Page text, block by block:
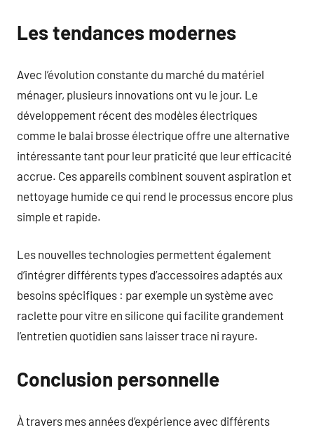
Les tendances modernes
Avec l’évolution constante du marché du matériel
ménager, plusieurs innovations ont vu le jour. Le
développement récent des modèles électriques
comme le balai brosse électrique offre une alternative
intéressante tant pour leur praticité que leur efficacité
accrue. Ces appareils combinent souvent aspiration et
nettoyage humide ce qui rend le processus encore plus
simple et rapide.
Les nouvelles technologies permettent également
d’intégrer différents types d’accessoires adaptés aux
besoins spécifiques : par exemple un système avec
raclette pour vitre en silicone qui facilite grandement
l’entretien quotidien sans laisser trace ni rayure.
Conclusion personnelle
À travers mes années d’expérience avec différents